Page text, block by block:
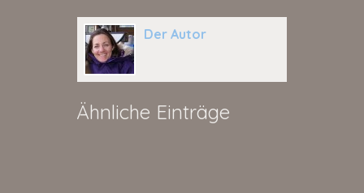
Der Autor
Ähnliche Einträge